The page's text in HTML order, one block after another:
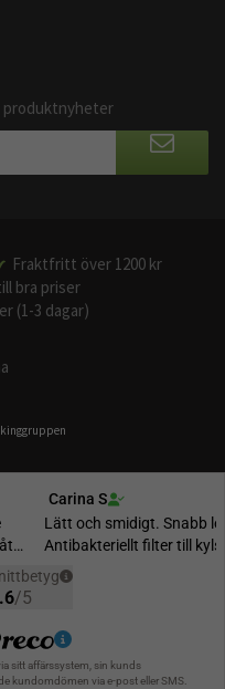
produktnyheter
Fraktfritt över 1200 kr
bra priser
(1-3 dagar)